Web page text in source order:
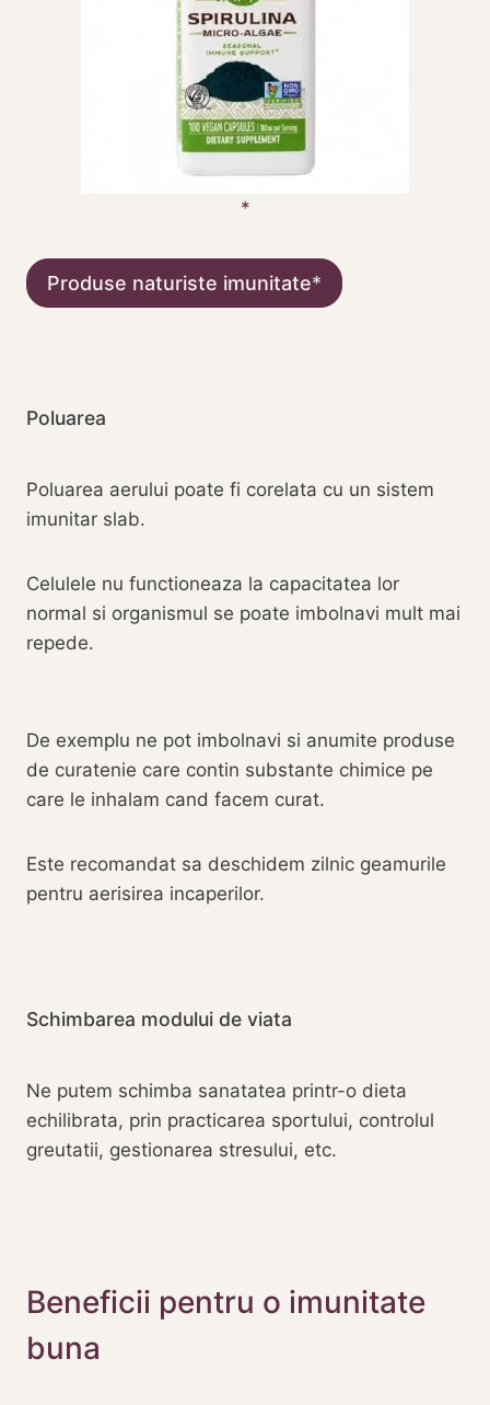
Produse naturiste imunitate
Poluarea
Poluarea aerului poate fi corelata cu un sistem
imunitar slab.
Celulele nu functioneaza la capacitatea lor
normal si organismul se poate imbolnavi mult mai
repede.
De exemplu ne pot imbolnavi si anumite produse
de curatenie care contin substante chimice pe
care le inhalam cand facem curat.
Este recomandat sa deschidem zilnic geamurile
pentru aerisirea incaperilor.
Schimbarea modului de viata
Ne putem schimba sanatatea printr-o dieta
echilibrata, prin practicarea sportului, controlul
greutatii, gestionarea stresului, etc.
Beneficii pentru o imunitate
buna